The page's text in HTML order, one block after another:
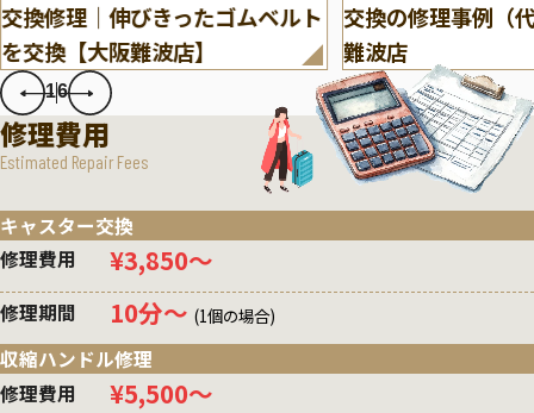
交換修理｜伸びきったゴムベルト
を交換【大阪難波店】
交換の修理事例（
難波店
16
修理費用
Estimated Repair Fees
キャスター交換
修理費用
¥3,850〜
修理期間 10分〜 (1個の場合)
収縮ハンドル修理
修理費用
¥5,500〜